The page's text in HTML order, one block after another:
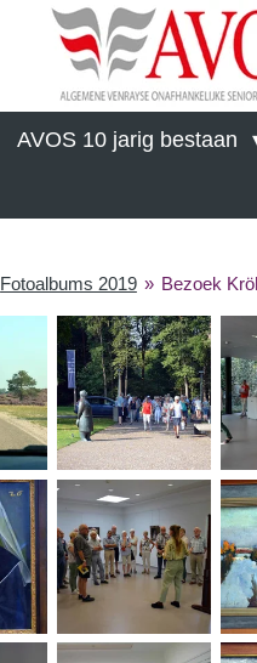
AVOS 10 jarig bestaan
Fotoalbums 2019 » Bezoek